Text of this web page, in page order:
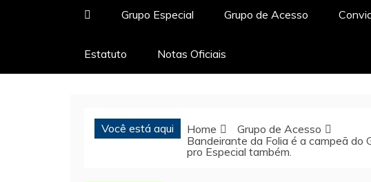
Grupo Especial Grupo de Acesso
Estatuto Notas Oficiais
Você está aqui Home
Grupo de Acesso
Bandeirante da Folia é a campeã do
pro Especial também.